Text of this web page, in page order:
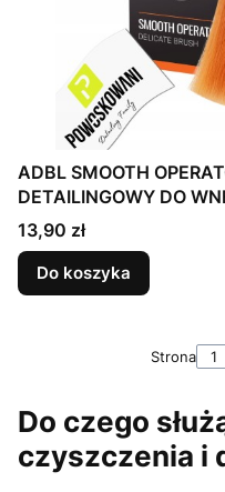
ADBL SMOOTH
DETAILINGOWY DO
Cena
13,90 zł
Do koszyka
Strona
Do czego
czyszczenia i